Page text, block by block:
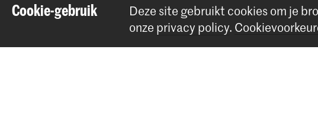
Cookie-gebruik Deze site gebruikt cookies om je
onze privacy policy.